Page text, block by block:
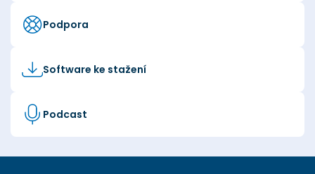
Podpora
Software ke stažení
Podcast